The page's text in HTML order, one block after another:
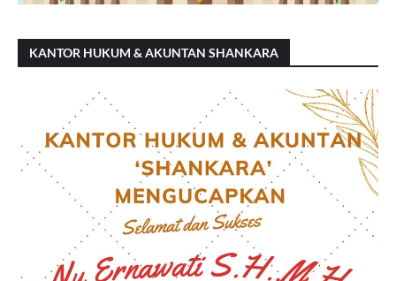
KANTOR HUKUM & AKUNTAN SHANKARA